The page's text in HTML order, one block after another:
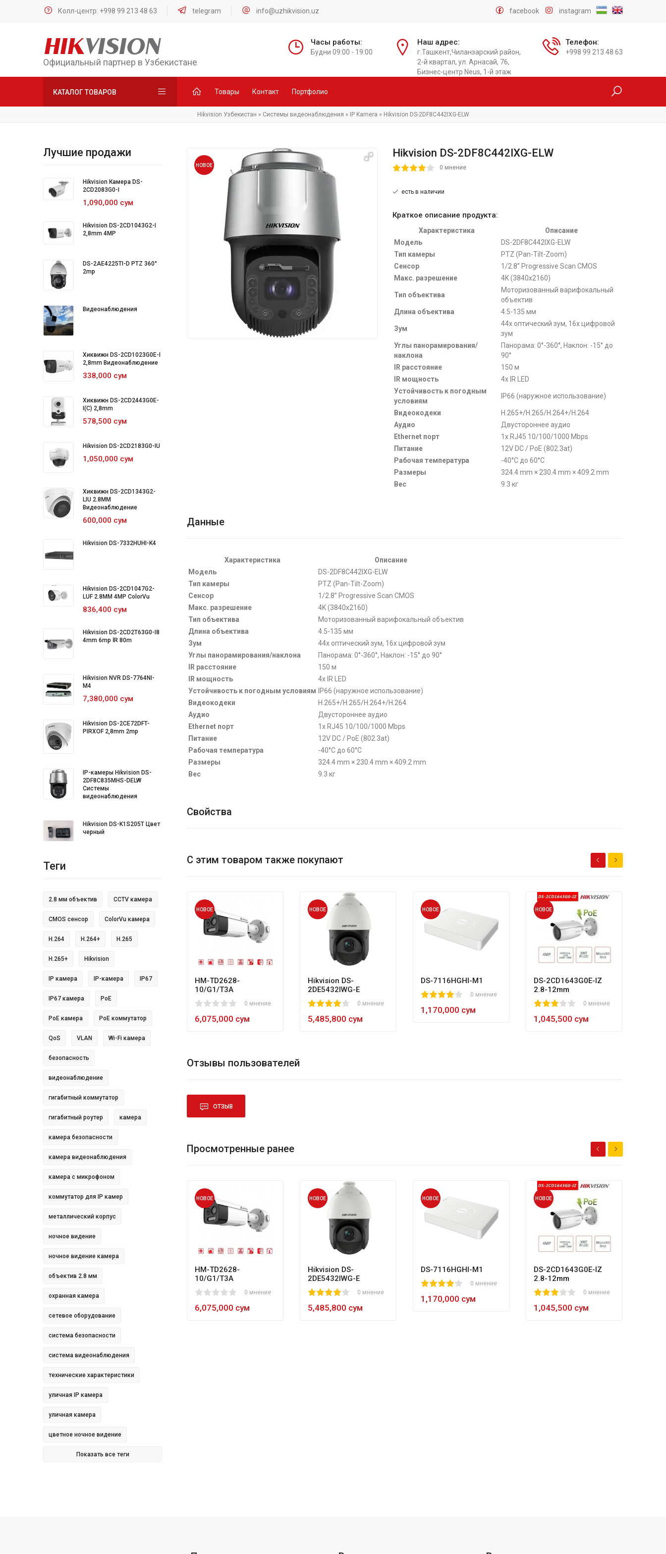
Колл-центр: +998 99 213 48 63 telegram info@uzhikvision.uz instagram
facebook
HIKVISION
Официальный партнер в Узбекистане
Часы работы:
Будни 09:00 - 19:00
Наш адрес:
г.Ташкент,Чиланзарский район,
2-й квартал, ул. Арнасай, 76,
Бизнес-центр Neus, 1-й этаж
Телефон:
+998 99 213 48 63
КАТАЛОГ ТОВАРОВ Товары Контакт Портфолио
Hikvision Узбекистан » Системы видеонаблюдения » IP Kamera » Hikvision DS-2DF8C442IXG-ELW
НОВОЕ
Hikvision DS-2DF8C442IXG-ELW
80 0 мнение
есть в наличии
Краткое описание продукта:
Характеристика
Описание
Модель
DS-2DF8C442IXG-ELW
Тип камеры
PTZ (Pan-Tilt-Zoom)
Сенсор
1/2.8” Progressive Scan CMOS
Макс. разрешение
4K (3840x2160)
Тип объектива
Моторизованный варифокальный
объектив
Длина объектива
4.5-135 мм
Зум
44x оптический зум, 16x цифровой
зум
Углы панорамирования/
наклона
Панорама: 0°-360°, Наклон: -15° до
90°
IR расстояние
150 м
IR мощность
4x IR LED
Устойчивость к погодным
условиям
IP66 (наружное использование)
Видеокодеки
H.265+/H.265/H.264+/H.264
Аудио
Двустороннее аудио
Ethernet порт
1x RJ45 10/100/1000 Mbps
Питание
12V DC / PoE (802.3at)
Рабочая температура
-40°C до 60°C
Размеры
324.4 mm × 230.4 mm × 409.2 mm
Вес
9.3 кг
Данные
Характеристика
Описание
Модель
DS-2DF8C442IXG-ELW
Тип камеры
PTZ (Pan-Tilt-Zoom)
Сенсор
1/2.8” Progressive Scan CMOS
Макс. разрешение
4K (3840x2160)
Тип объектива
Моторизованный варифокальный объектив
Длина объектива
4.5-135 мм
Зум
44x оптический зум, 16x цифровой зум
Углы панорамирования/наклона
Панорама: 0°-360°, Наклон: -15° до 90°
IR расстояние
150 м
IR мощность
4x IR LED
Устойчивость к погодным условиям
IP66 (наружное использование)
Видеокодеки
H.265+/H.265/H.264+/H.264
Аудио
Двустороннее аудио
Ethernet порт
1x RJ45 10/100/1000 Mbps
Питание
12V DC / PoE (802.3at)
Рабочая температура
-40°C до 60°C
Размеры
324.4 mm × 230.4 mm × 409.2 mm
Вес
9.3 кг
Свойства
С этим товаром также покупают
НОВОЕ
HM-TD2628-
10/G1/T3A
0 мнение
6,075,000 сум
НОВОЕ
Hikvision DS-
2DE5432IWG-E
80 1 2 0 мнение
5,485,800 сум
НОВОЕ
DS-7116HGHI-M1
0 мнение
1,170,000 сум
НОВОЕ
DS-2CD1643G0E-IZ
2.8-12mm
0 мнение
1,045,500 сум
80 1 2
Отзывы пользователей
ОТЗЫВ
Просмотренные ранее
НОВОЕ
HM-TD2628-
10/G1/T3A
0 0 мнение
6,075,000 сум
НОВОЕ
Hikvision DS-
2DE5432IWG-E
80 1 2 0 мнение
5,485,800 сум
НОВОЕ
DS-7116HGHI-M1
0 мнение
1,170,000 сум
НОВОЕ
DS-2CD1643G0E-IZ
2.8-12mm
0 мнение
1,045,500 сум
80 1 2
Лучшие продажи
Hikvision Камера DS-
2CD2083G0-I
1,090,000 сум
Hikvision DS-2CD1043G2-I
2,8mm 4MP
DS-2AE4225TI-D PTZ 360°
2mp
Видеонаблюдения
Хиквижн DS-2CD1023G0E-I
2,8mm Видеонаблюдение
338,000 сум
Хиквижн DS-2CD2443G0E-
I(C) 2,8mm
578,500 сум
Hikvision DS-2CD2183G0-IU
1,050,000 сум
Хиквижн DS-2CD1343G2-
LIU 2.8MM
Видеонаблюдение
600,000 сум
Hikvision DS-7332HUHI-K4
Hikvision DS-2CD1047G2-
LUF 2.8MM 4MP ColorVu
836,400 сум
Hikvision DS-2CD2T63G0-I8
4mm 6mp İR 80m
Hikvision NVR DS-7764NI-
M4
7,380,000 сум
Hikvision DS-2CE72DFT-
PIRXOF 2,8mm 2mp
IP-камеры Hikvision DS-
2DF8C835MHS-DELW
Системы
видеонаблюдения
Hikvision DS-K1S205T Цвет
черный
Теги
2.8 мм объектив CCTV камера
CMOS сенсор ColorVu камера
H.264 H.264+ H.265
H.265+ Hikvision
IP камера IP-камера IP67
IP67 камера PoE
PoE камера PoE коммутатор
QoS VLAN Wi-Fi камера
безопасность
видеонаблюдение
гигабитный коммутатор
гигабитный роутер камера
камера безопасности
камера видеонаблюдения
камера с микрофоном
коммутатор для IP камер
металлический корпус
ночное видение
ночное видение камера
объектив 2.8 мм
охранная камера
сетевое оборудование
система безопасности
система видеонаблюдения
технические характеристики
уличная IP камера
уличная камера
цветное ночное видение
Показать все теги